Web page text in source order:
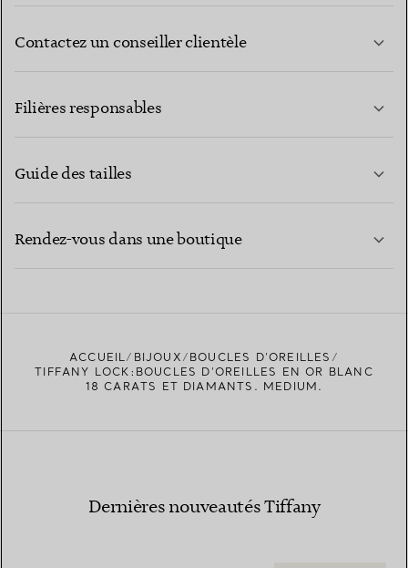
Contactez un conseiller clientèle
Filières responsables
Guide des tailles
Rendez-vous dans une boutique
TROUVEZ LA BOUTIQUE LA PLUS PROCHE
ACCUEIL BIJOUX
BOUCLES D’OREILLES
TIFFANY LOCK:BOUCLES D’OREILLES EN OR BLANC
18 CARATS ET DIAMANTS. MEDIUM.
Dernières nouveautés Tiffany